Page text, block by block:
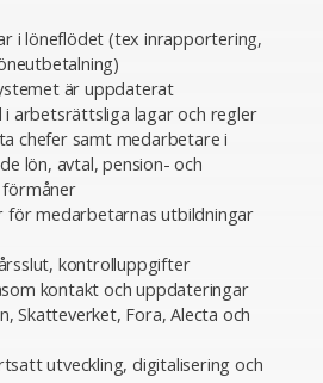
i löneflödet (tex inrapportering,
är uppdaterat
i arbetsrättsliga lagar och regler
chefer samt medarbetare i
lön, avtal, pension- och
för medarbetarnas utbildningar
kontrolluppgifter
kontakt och uppdateringar
Skatteverket, Fora, Alecta och
utveckling, digitalisering och